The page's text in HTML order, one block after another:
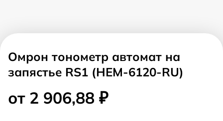
Омрон тонометр автомат на
запястье RS1 (НЕМ-6120-RU)
от 2 906,88 ₽